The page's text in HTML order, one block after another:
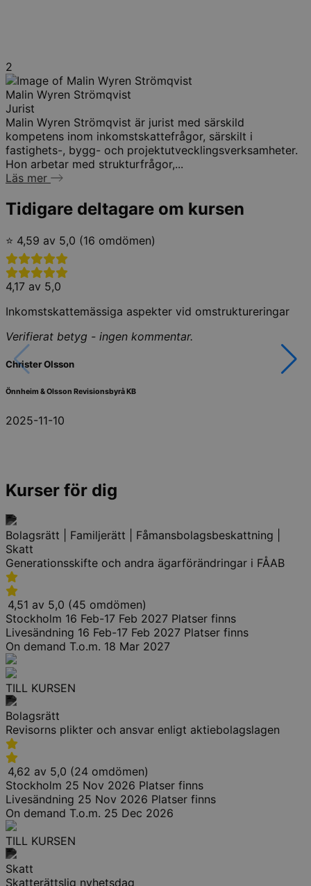
2
Malin Wyren Strömqvist
Jurist
Malin Wyren Strömqvist är jurist med särskild
kompetens inom inkomstskattefrågor, särskilt i
fastighets-, bygg- och projektutvecklingsverksamheter.
Hon arbetar med strukturfrågor,...
Läs mer
Tidigare deltagare om kursen
⭐ 4,59 av 5,0 (16 omdömen)
4,17 av 5,0
Inkomstskattemässiga aspekter vid omstruktureringar
Verifierat betyg - ingen kommentar.
Christer Olsson
Önnheim & Olsson Revisionsbyrå KB
2025-11-10
Kurser för dig
Bolagsrätt | Familjerätt | Fåmansbolagsbeskattning |
Skatt
Generationsskifte och andra ägarförändringar i FÅAB
4,51 av 5,0 (45 omdömen)
Stockholm 16 Feb-17 Feb 2027 Platser finns
Livesändning 16 Feb-17 Feb 2027 Platser finns
On demand T.o.m. 18 Mar 2027
TILL KURSEN
Bolagsrätt
Revisorns plikter och ansvar enligt aktiebolagslagen
4,62 av 5,0 (24 omdömen)
Stockholm 25 Nov 2026 Platser finns
Livesändning 25 Nov 2026 Platser finns
On demand T.o.m. 25 Dec 2026
TILL KURSEN
Skatt
Skatterättslig nyhetsdag